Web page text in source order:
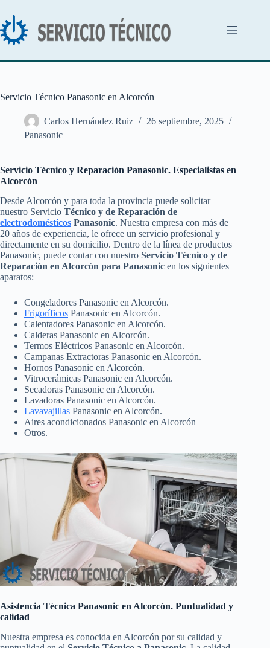
contenido
Servicio Técnico Panasonic en Alcorcón
Carlos Hernández Ruiz
26 septiembre, 2025
Panasonic
Servicio Técnico y Reparación Panasonic. Especialistas en
Alcorcón
Desde Alcorcón y para toda la provincia puede solicitar
nuestro Servicio Técnico y de Reparación de
electrodomésticos Panasonic. Nuestra empresa con más de
20 años de experiencia, le ofrece un servicio profesional y
directamente en su domicilio. Dentro de la línea de productos
Panasonic, puede contar con nuestro Servicio Técnico y de
Reparación en Alcorcón para Panasonic en los siguientes
aparatos:
Congeladores Panasonic en Alcorcón.
Frigoríficos Panasonic en Alcorcón.
Calentadores Panasonic en Alcorcón.
Calderas Panasonic en Alcorcón.
Termos Eléctricos Panasonic en Alcorcón.
Campanas Extractoras Panasonic en Alcorcón.
Hornos Panasonic en Alcorcón.
Vitrocerámicas Panasonic en Alcorcón.
Secadoras Panasonic en Alcorcón.
Lavadoras Panasonic en Alcorcón.
Lavavajillas Panasonic en Alcorcón.
Aires acondicionados Panasonic en Alcorcón
Otros.
Asistencia Técnica Panasonic en Alcorcón. Puntualidad y
calidad
Nuestra empresa es conocida en Alcorcón por su calidad y